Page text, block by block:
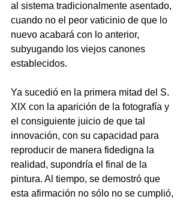
al sistema tradicionalmente asentado,
cuando no el peor vaticinio de que lo
nuevo acabará con lo anterior,
subyugando los viejos canones
establecidos.
Ya sucedió en la primera mitad del S.
XIX con la aparición de la fotografía y
el consiguiente juicio de que tal
innovación, con su capacidad para
reproducir de manera fidedigna la
realidad, supondría el final de la
pintura. Al tiempo, se demostró que
esta afirmación no sólo no se cumplió,